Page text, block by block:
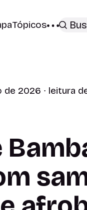
Tópicos
de 2026 ∙ leitura